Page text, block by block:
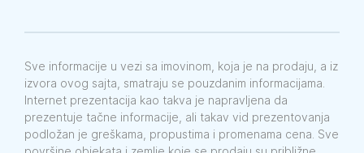
Sve informacije u vezi sa imovinom, koja je na prodaju, a iz
izvora ovog sajta, smatraju se pouzdanim informacijama.
Internet prezentacija kao takva je napravljena da
prezentuje tačne informacije, ali takav vid prezentovanja
podložan je greškama, propustima i promenama cena. Sve